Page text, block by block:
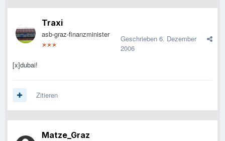
Traxi
asb-graz-finanzminister Geschrieben 6. Dezember
2006
[x]dubai!
Zitieren
Matze_Graz